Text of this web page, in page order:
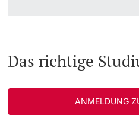
Das richtige
ANMELDUNG